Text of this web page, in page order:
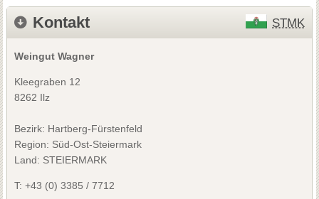
Kontakt STMK
Weingut Wagner
Kleegraben 12
8262 Ilz
Bezirk: Hartberg-Fürstenfeld
Region: Süd-Ost-Steiermark
Land: STEIERMARK
T: +43 (0) 3385 / 7712